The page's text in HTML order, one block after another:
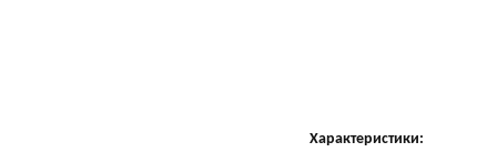
Характеристики: